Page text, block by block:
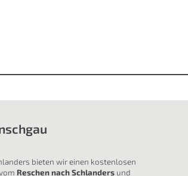
bieten wir einen kostenlosen
Reschen nach Schlanders und